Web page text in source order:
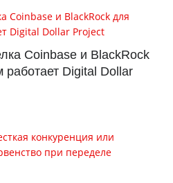
Coinbase и BlackRock
Digital Dollar